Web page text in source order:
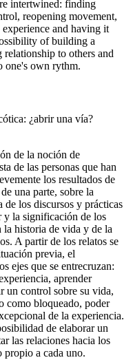
intertwined: finding
reopening movement,
and having it
of building a
to others and
one's own rythm.
¿abrir una vía?
de la noción de
de las personas que han
los resultados de
una parte, sobre la
los discursos y prácticas
y la significación de los
la historia de vida y de la
A partir de los relatos se
previa, el
ejes que se entrecruzan:
aprender
un control sobre su vida,
como bloqueado, poder
de la experiencia.
de elaborar un
las relaciones hacia los
a cada uno.